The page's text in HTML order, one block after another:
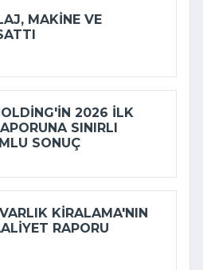
MAKINE VE
2026 ILK
SINIRLI
SONUÇ
KIRALAMA'NIN
RAPORU